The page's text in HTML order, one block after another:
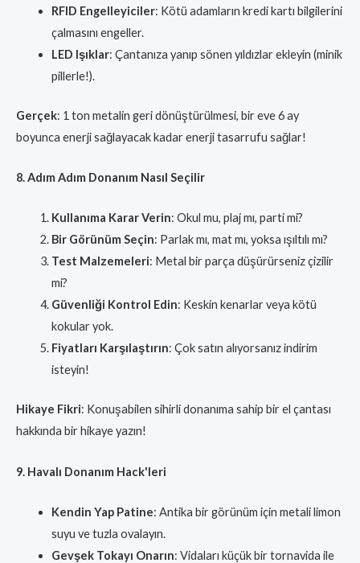
RFID Engelleyiciler: Kötü adamların kredi kartı bilgilerini
çalmasını engeller.
LED Işıklar: Çantanıza yanıp sönen yıldızlar ekleyin (minik
pillerle!).
Gerçek: 1 ton metalin geri dönüştürülmesi, bir eve 6 ay
boyunca enerji sağlayacak kadar enerji tasarrufu sağlar!
8. Adım Adım Donanım Nasıl Seçilir
Kullanıma Karar Verin: Okul mu, plaj mı, parti mi?
Bir Görünüm Seçin: Parlak mı, mat mı, yoksa ışıltılı mı?
Test Malzemeleri: Metal bir parça düşürürseniz çizilir
mi?
Güvenliği Kontrol Edin: Keskin kenarlar veya kötü
kokular yok.
Fiyatları Karşılaştırın: Çok satın alıyorsanız indirim
isteyin!
Hikaye Fikri: Konuşabilen sihirli donanıma sahip bir el çantası
hakkında bir hikaye yazın!
9. Havalı Donanım Hack'leri
Kendin Yap Patine: Antika bir görünüm için metali limon
suyu ve tuzla ovalayın.
Gevşek Tokayı Onarın: Vidaları küçük bir tornavida ile